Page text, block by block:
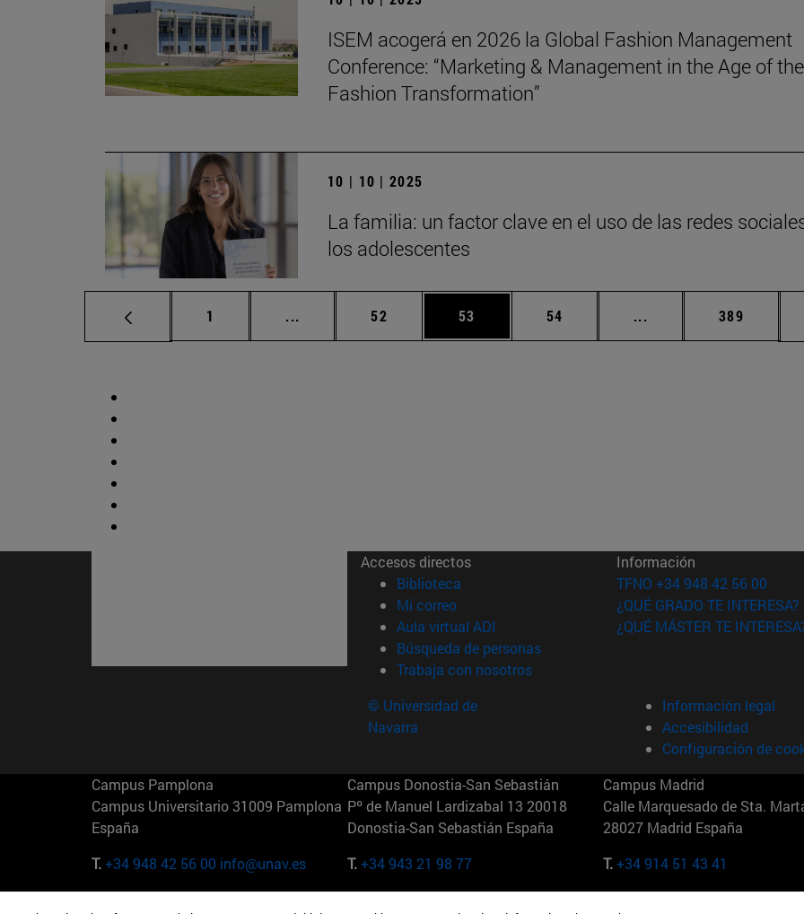
ISEM acogerá en 2026 la Global Fashion Management
Conference: “Marketing & Management in the Age of
Fashion Transformation”
10 | 10 | 2025
La familia: un factor clave en el uso de las redes
los adolescentes
Página
1 ... Páginas intermedias Use TAB para desplazarse.
Página
52 Página
53 Página
54 ... Páginas intermedias
Página
389
Accesos directos
Biblioteca (abre en nueva ventana)
Mi correo(abre en nueva ventana)
Aula virtual ADI (abre en nueva ventana)
Búsqueda de personas(abre en nueva ventana)
Trabaja con nosotros(abre en nueva ventana)
Información
TFNO +34 948 42 56 00
¿QUÉ GRADO TE INTERESA?
¿QUÉ MÁSTER TE
© Universidad de
Navarra
Información legal
Accesibilidad
Configuración de
Campus Pamplona
Campus Universitario 31009 Pamplona
España
T.+34 948 42 56 00 info@unav.es
Campus Donostia-San Sebastián
Pº de Manuel Lardizabal 13 20018
Donostia-San Sebastián España
T.+34 943 21 98 77
Campus Madrid
Calle Marquesado de Sta.
28027 Madrid España
T.+34 914 51 43 41